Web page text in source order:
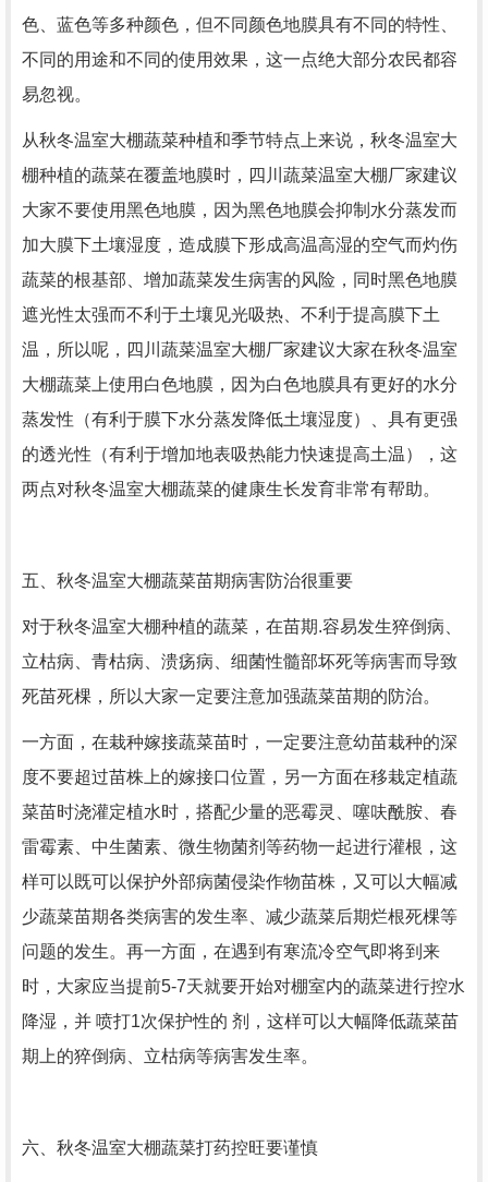
色、蓝色等多种颜色，但不同颜色地膜具有不同的特性、
不同的用途和不同的使用效果，这一点绝大部分农民都容
易忽视。
从秋冬温室大棚蔬菜种植和季节特点上来说，秋冬温室大
棚种植的蔬菜在覆盖地膜时，四川蔬菜温室大棚厂家建议
大家不要使用黑色地膜，因为黑色地膜会抑制水分蒸发而
加大膜下土壤湿度，造成膜下形成高温高湿的空气而灼伤
蔬菜的根基部、增加蔬菜发生病害的风险，同时黑色地膜
遮光性太强而不利于土壤见光吸热、不利于提高膜下土
温，所以呢，四川蔬菜温室大棚厂家建议大家在秋冬温室
大棚蔬菜上使用白色地膜，因为白色地膜具有更好的水分
蒸发性（有利于膜下水分蒸发降低土壤湿度）、具有更强
的透光性（有利于增加地表吸热能力快速提高土温），这
两点对秋冬温室大棚蔬菜的健康生长发育非常有帮助。
五、秋冬温室大棚蔬菜苗期病害防治很重要
对于秋冬温室大棚种植的蔬菜，在苗期.容易发生猝倒病、
立枯病、青枯病、溃疡病、细菌性髓部坏死等病害而导致
死苗死棵，所以大家一定要注意加强蔬菜苗期的防治。
一方面，在栽种嫁接蔬菜苗时，一定要注意幼苗栽种的深
度不要超过苗株上的嫁接口位置，另一方面在移栽定植蔬
菜苗时浇灌定植水时，搭配少量的恶霉灵、噻呋酰胺、春
雷霉素、中生菌素、微生物菌剂等药物一起进行灌根，这
样可以既可以保护外部病菌侵染作物苗株，又可以大幅减
少蔬菜苗期各类病害的发生率、减少蔬菜后期烂根死棵等
问题的发生。再一方面，在遇到有寒流冷空气即将到来
时，大家应当提前5-7天就要开始对棚室内的蔬菜进行控水
降湿，并 喷打1次保护性的 剂，这样可以大幅降低蔬菜苗
期上的猝倒病、立枯病等病害发生率。
六、秋冬温室大棚蔬菜打药控旺要谨慎